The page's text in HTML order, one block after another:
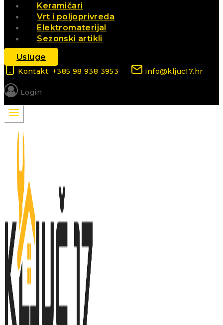
Keramičari
Vrt i poljoprivreda
Elektromaterijal
Sezonski artikli
Usluge
Kontakt: +385 98 938 3953 info@kljuc17.hr
Login